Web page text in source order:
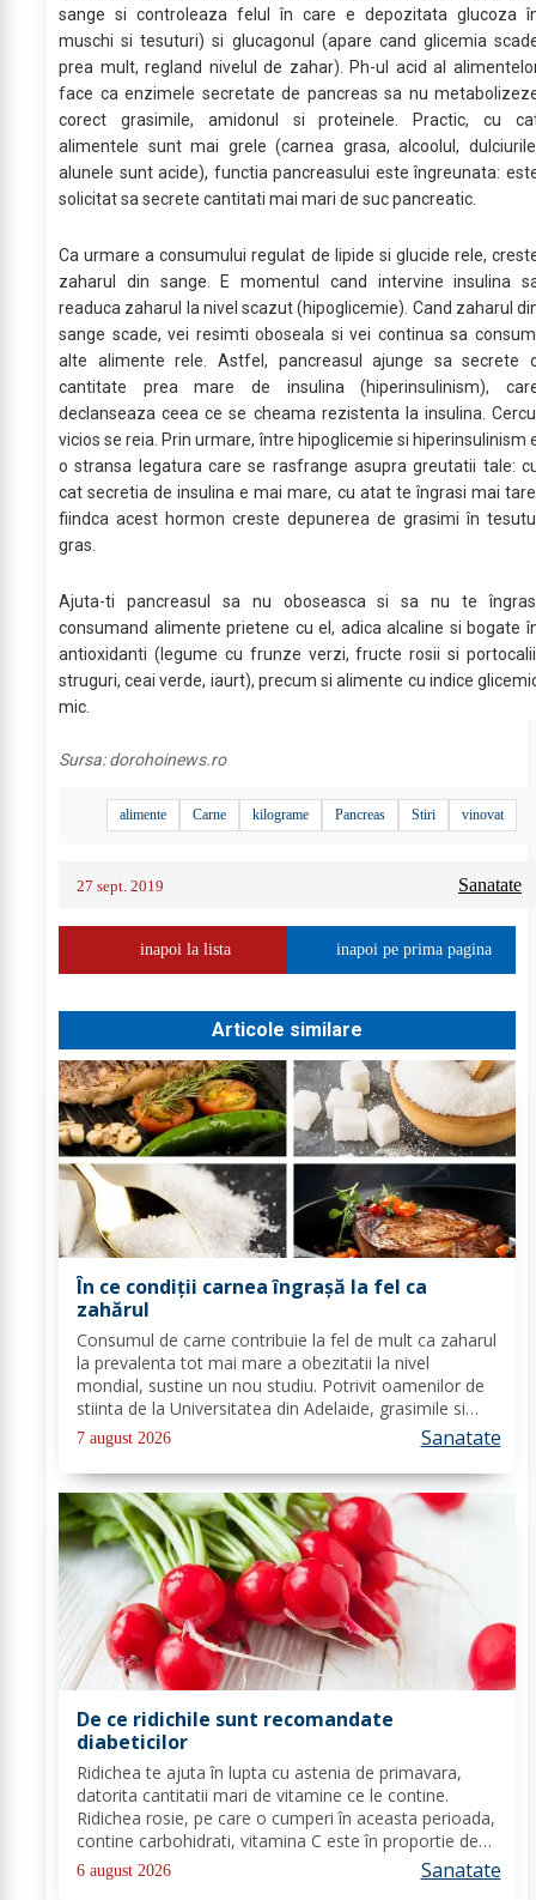
sange si controleaza felul în care e depozitata glucoza
muschi si tesuturi) si glucagonul (apare cand glicemia
prea mult, regland nivelul de zahar). Ph-ul acid al
face ca enzimele secretate de pancreas sa nu
corect grasimile, amidonul si proteinele. Practic, cu
alimentele sunt mai grele (carnea grasa, alcoolul,
alunele sunt acide), functia pancreasului este îngreunata:
solicitat sa secrete cantitati mai mari de suc pancreatic.
Ca urmare a consumului regulat de lipide si glucide rele,
zaharul din sange. E momentul cand intervine insulina
readuca zaharul la nivel scazut (hipoglicemie). Cand zaharul
sange scade, vei resimti oboseala si vei continua sa
alte alimente rele. Astfel, pancreasul ajunge sa secrete
cantitate prea mare de insulina (hiperinsulinism),
declanseaza ceea ce se cheama rezistenta la insulina.
vicios se reia. Prin urmare, între hipoglicemie si hiperinsulinism
o stransa legatura care se rasfrange asupra greutatii tale:
cat secretia de insulina e mai mare, cu atat te îngrasi mai
fiindca acest hormon creste depunerea de grasimi în
gras.
Ajuta-ti pancreasul sa nu oboseasca si sa nu te
consumand alimente prietene cu el, adica alcaline si bogate
antioxidanti (legume cu frunze verzi, fructe rosii si
struguri, ceai verde, iaurt), precum si alimente cu indice
mic.
Sursa:dorohoinews.ro
alimente Carne kilograme Pancreas Stiri vinovat
27 sept. 2019 Sanatate
inapoi la lista inapoi pe prima pagina
Articole similare
În ce condiții carnea îngrașă la fel ca
zahărul
Consumul de carne contribuie la fel de mult ca zaharul
la prevalenta tot mai mare a obezitatii la nivel
mondial, sustine un nou studiu. Potrivit oamenilor de
stiinta de la Universitatea din Adelaide, grasimile si
carbohidratii ne pot oferi suficienta energie pentru a
satisface cererile...
7 august 2026 Sanatate
De ce ridichile sunt recomandate
diabeticilor
Ridichea te ajuta în lupta cu astenia de primavara,
datorita cantitatii mari de vitamine ce le contine.
Ridichea rosie, pe care o cumperi în aceasta perioada,
contine carbohidrati, vitamina C este în proportie de
25%, vitamina B, acid folic, potasiu, magneziu si multe
alte componente ce-ti sunt de...
6 august 2026 Sanatate